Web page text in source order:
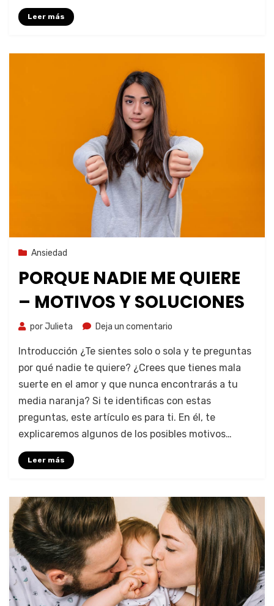
Leer más
13 de septiembre de 2023
Ansiedad
PORQUE NADIE ME QUIERE
– MOTIVOS Y SOLUCIONES
porJulieta Deja un comentario
Introducción ¿Te sientes solo o sola y te preguntas
por qué nadie te quiere? ¿Crees que tienes mala
suerte en el amor y que nunca encontrarás a tu
media naranja? Si te identificas con estas
preguntas, este artículo es para ti. En él, te
explicaremos algunos de los posibles motivos…
Leer más